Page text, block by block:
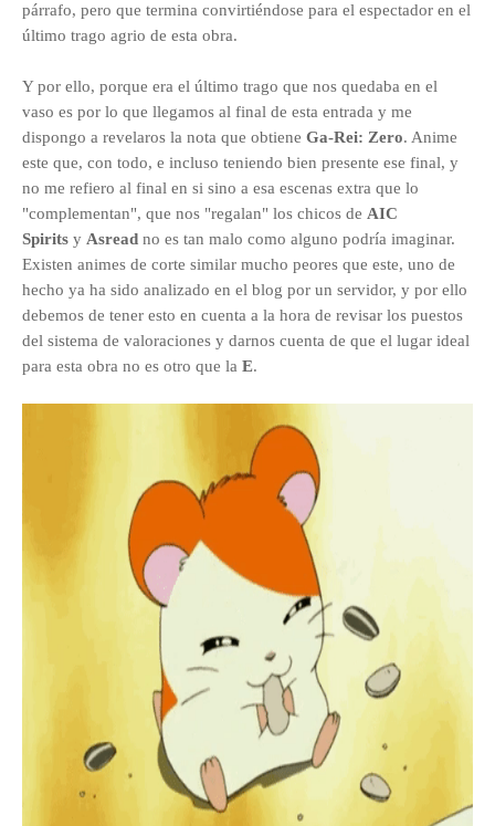
párrafo, pero que termina convirtiéndose para el espectador en el
último trago agrio de esta obra.
Y por ello, porque era el último trago que nos quedaba en el
vaso es por lo que llegamos al final de esta entrada y me
dispongo a revelaros la nota que obtiene Ga-Rei: Zero. Anime
este que, con todo, e incluso teniendo bien presente ese final, y
no me refiero al final en si sino a esa escenas extra que lo
"complementan", que nos "regalan" los chicos de AIC
Spirits y Asread no es tan malo como alguno podría imaginar.
Existen animes de corte similar mucho peores que este, uno de
hecho ya ha sido analizado en el blog por un servidor, y por ello
debemos de tener esto en cuenta a la hora de revisar los puestos
del sistema de valoraciones y darnos cuenta de que el lugar ideal
para esta obra no es otro que la E.